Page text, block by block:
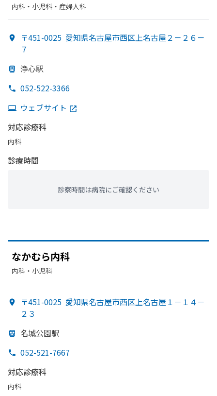
内科・​小児科・​産婦人科
〒451-0025 愛知県名古屋市西区上名古屋２－２６－
７
浄心駅
052-522-3366
ウェブサイト
対応診療科
内科
診療時間
診察時間は病院にご確認ください
なかむら内科
内科・​小児科
〒451-0025 愛知県名古屋市西区上名古屋１－１４－
２３
名城公園駅
052-521-7667
対応診療科
内科